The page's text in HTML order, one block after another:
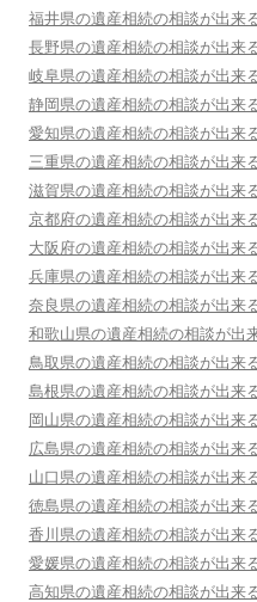
福井県の遺産相続の相談が出来
長野県の遺産相続の相談が出来
岐阜県の遺産相続の相談が出来
静岡県の遺産相続の相談が出来
愛知県の遺産相続の相談が出来
三重県の遺産相続の相談が出来
滋賀県の遺産相続の相談が出来
京都府の遺産相続の相談が出来
大阪府の遺産相続の相談が出来
兵庫県の遺産相続の相談が出来
奈良県の遺産相続の相談が出来
和歌山県の遺産相続の相談が出
鳥取県の遺産相続の相談が出来
島根県の遺産相続の相談が出来
岡山県の遺産相続の相談が出来
広島県の遺産相続の相談が出来
山口県の遺産相続の相談が出来
徳島県の遺産相続の相談が出来
香川県の遺産相続の相談が出来
愛媛県の遺産相続の相談が出来
高知県の遺産相続の相談が出来